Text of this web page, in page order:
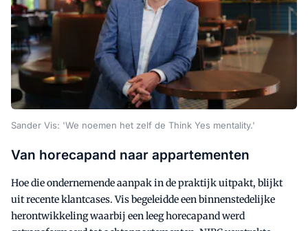
Sander Vis: 'We noemen het zelf de Think Yes mentality.'
Van horecapand naar appartementen
Hoe die ondernemende aanpak in de praktijk uitpakt, blijkt
uit recente klantcases. Vis begeleidde een binnenstedelijke
herontwikkeling waarbij een leeg horecapand werd